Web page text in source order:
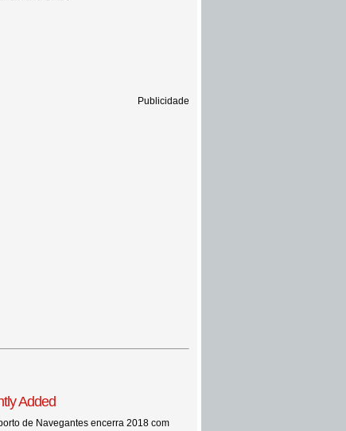
Publicidade
Added
de Navegantes encerra 2018 com